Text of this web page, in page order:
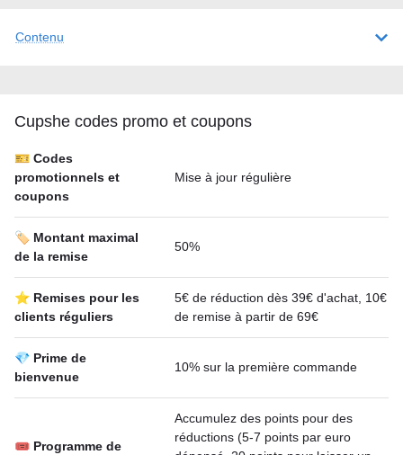
Contenu
Cupshe codes promo et coupons
🎫 Codes
promotionnels et
coupons
Mise à jour régulière
🏷️ Montant maximal
de la remise
50%
⭐ Remises pour les
clients réguliers
5€ de réduction dès 39€ d'achat, 10€
de remise à partir de 69€
💎 Prime de
bienvenue
10% sur la première commande
🎟 Programme de
Accumulez des points pour des
réductions (5-7 points par euro